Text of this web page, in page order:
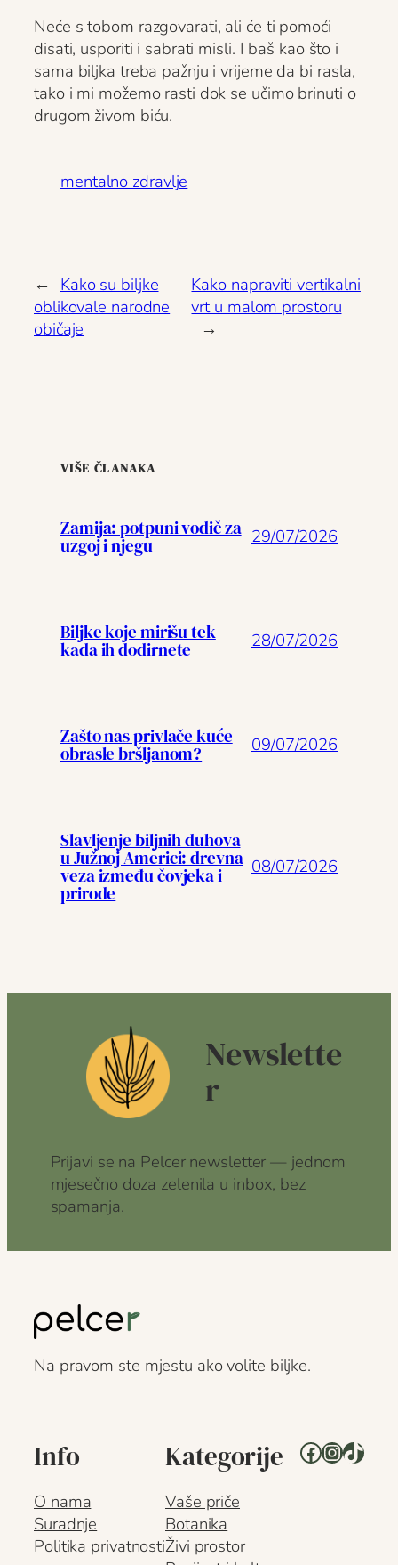
Neće s tobom razgovarati, ali će ti pomoći
disati, usporiti i sabrati misli. I baš kao što i
sama biljka treba pažnju i vrijeme da bi rasla,
tako i mi možemo rasti dok se učimo brinuti o
drugom živom biću.
mentalno zdravlje
← Kako su biljke
oblikovale narodne
običaje
Kako napraviti vertikalni
vrt u malom prostoru
→
VIŠE ČLANAKA
Zamija: potpuni vodič za
uzgoj i njegu
29/07/2026
Biljke koje mirišu tek
kada ih dodirnete
28/07/2026
Zašto nas privlače kuće
obrasle bršljanom?
09/07/2026
Slavljenje biljnih duhova
u Južnoj Americi: drevna
veza između čovjeka i
prirode
08/07/2026
Newslette
r
Prijavi se na Pelcer newsletter — jednom
mjesečno doza zelenila u inbox, bez
spamanja.
Na pravom ste mjestu ako volite biljke.
Info
O nama
Suradnje
Politika privatnosti
Kategorije
Vaše priče
Botanika
Živi prostor
Facebook